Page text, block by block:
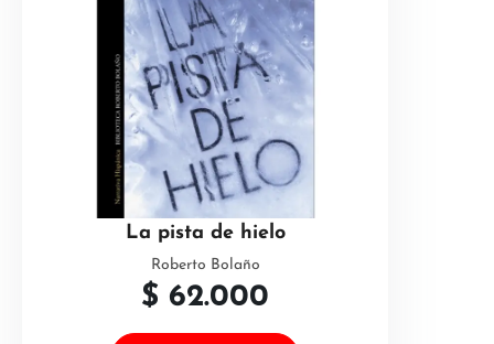
La pista de hielo
Roberto Bolaño
$ 62.000